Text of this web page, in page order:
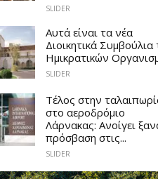
SLIDER
Αυτά είναι τα νέα
Διοικητικά Συμβούλια
Ημικρατικών
SLIDER
Tέλος στην
στο αεροδρόμιο
Λάρνακας: Ανοίγει
πρόσβαση στις...
SLIDER